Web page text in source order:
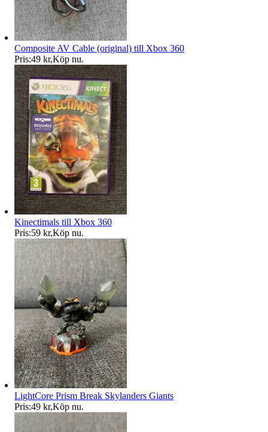
Composite AV Cable (original) till Xbox 360
Pris:49 kr,Köp nu.
Kinectimals till Xbox 360
Pris:59 kr,Köp nu.
LightCore Prism Break Skylanders Giants
Pris:49 kr,Köp nu.